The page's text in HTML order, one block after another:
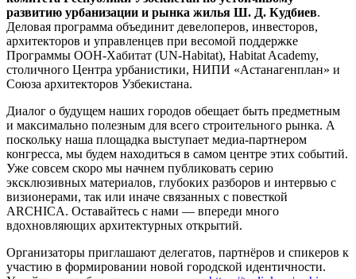
развитию урбанизации и рынка жилья Ш. Д. Кудбиев.
Деловая программа объединит девелоперов, инвесторов,
архитекторов и управленцев при весомой поддержке
Программы ООН-Хабитат (UN-Habitat), Habitat Academy,
столичного Центра урбанистики, НИПИ «Астанагенплан» и
Союза архитекторов Узбекистана.
Диалог о будущем наших городов обещает быть предметным
и максимально полезным для всего строительного рынка. А
поскольку наша площадка выступает медиа-партнером
конгресса, мы будем находиться в самом центре этих событий.
Уже совсем скоро мы начнем публиковать серию
эксклюзивных материалов, глубоких разборов и интервью с
визионерами, так или иначе связанных с повесткой
ARCHICA. Оставайтесь с нами — впереди много
вдохновляющих архитектурных открытий.
Организаторы приглашают делегатов, партнёров и спикеров к
участию в формировании новой городской идентичности.